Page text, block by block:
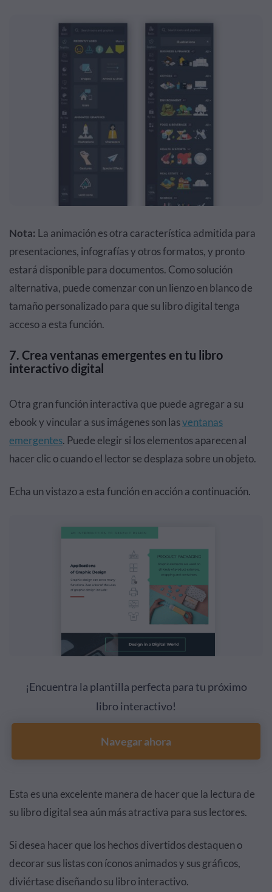
Nota: La animación es otra característica admitida para
presentaciones, infografías y otros formatos, y pronto
estará disponible para documentos. Como solución
alternativa, puede comenzar con un lienzo en blanco de
tamaño personalizado para que su libro digital tenga
acceso a esta función.
7. Crea ventanas emergentes en tu libro
interactivo digital
Otra gran función interactiva que puede agregar a su
ebook y vincular a sus imágenes son lasventanas
emergentes. Puede elegir si los elementos aparecen al
hacer clic o cuando el lector se desplaza sobre un objeto.
Echa un vistazo a esta función en acción a continuación.
¡Encuentra la plantilla perfecta para tu próximo
libro interactivo!
Navegar ahora
Esta es una excelente manera de hacer que la lectura de
su libro digital sea aún más atractiva para sus lectores.
Si desea hacer que los hechos divertidos destaquen o
decorar sus listas con íconos animados y sus gráficos,
diviértase diseñando su libro interactivo.